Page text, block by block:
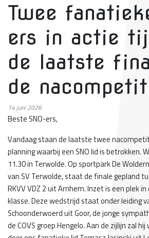
Twee
ers in actie
de laatste
de
14juni 2026
Beste SNO-ers,
Vandaag staan de laatste twee
planning waarbij een SNO lid is betrokken.
11.30 in Terwolde. Op sportpark De
van SV Terwolde, staat de finale gepland
RKVV VDZ 2 uit Arnhem. Inzet is een plek
klasse. Deze wedstrijd staat onder leiding
Schoonderwoerd uit Goor, de jonge
de COVS groep Hengelo. Aan de zijlijn zal